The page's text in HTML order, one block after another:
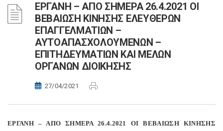
ΕΡΓΑΝΗ – ΑΠΟ ΣΗΜΕΡΑ 26.4.2021 ΟΙ
ΒΕΒΑΙΩΣΗ ΚΙΝΗΣΗΣ ΕΛΕΥΘΕΡΩΝ
ΕΠΑΓΓΕΛΜΑΤΙΩΝ –
ΑΥΤΟΑΠΑΣΧΟΛΟΥΜΕΝΩΝ –
ΕΠΙΤΗΔΕΥΜΑΤΙΩΝ ΚΑΙ ΜΕΛΩΝ
ΟΡΓΑΝΩΝ ΔΙΟΙΚΗΣΗΣ
27/04/2021
ΕΡΓΑΝΗ – ΑΠΟ ΣΗΜΕΡΑ 26.4.2021 ΟΙ ΒΕΒΑΙΩΣΗ ΚΙΝΗΣΗΣ